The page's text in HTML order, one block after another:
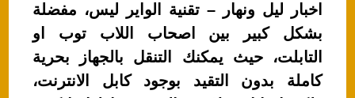
c
e
b
at
s
A
اخبار ليل ونهار – تقنية الواير ليس، مفضلة
بشكل كبير بين اصحاب اللاب توب او
التابلت، حيث يمكنك التنقل بالجهاز بحرية
كاملة بدون التقيد بوجود كابل الانترنت،